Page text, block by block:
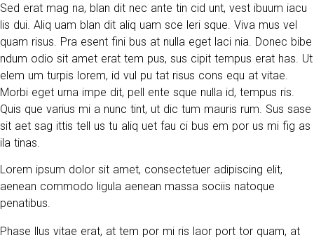
Sed erat mag na, blan dit nec ante tin cid unt, vest ibuum iacu
lis dui. Aliq uam blan dit aliq uam sce leri sque. Viva mus vel
quam risus. Pra esent fini bus at nulla eget laci nia. Donec bibe
ndum odio sit amet erat tem pus, sus cipit tempus erat has. Ut
elem um turpis lorem, id vul pu tat risus cons equ at vitae.
Morbi eget urna impe dit, pell ente sque nulla id, tempus ris.
Quis que varius mi a nunc tint, ut dic tum mauris rum. Sus sase
sit aet sag ittis tell us tu aliq uet fau ci bus em por us mi fig as
ila tinas.
Lorem ipsum dolor sit amet, consectetuer adipiscing elit,
aenean commodo ligula aenean massa sociis natoque
penatibus.
Phase llus vitae erat, at tem por mi ris laor port tor quam, at